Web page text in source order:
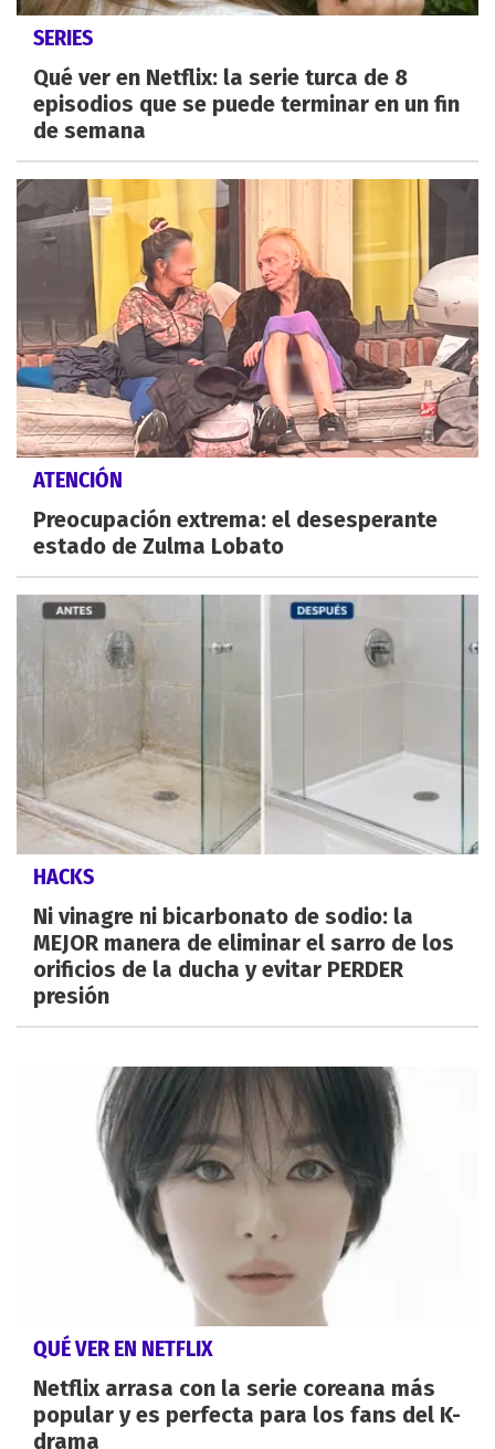
SERIES
Qué ver en Netflix: la serie turca de 8
episodios que se puede terminar en un fin
de semana
ATENCIÓN
Preocupación extrema: el desesperante
estado de Zulma Lobato
HACKS
Ni vinagre ni bicarbonato de sodio: la
MEJOR manera de eliminar el sarro de los
orificios de la ducha y evitar PERDER
presión
QUÉ VER EN NETFLIX
Netflix arrasa con la serie coreana más
popular y es perfecta para los fans del K-
drama